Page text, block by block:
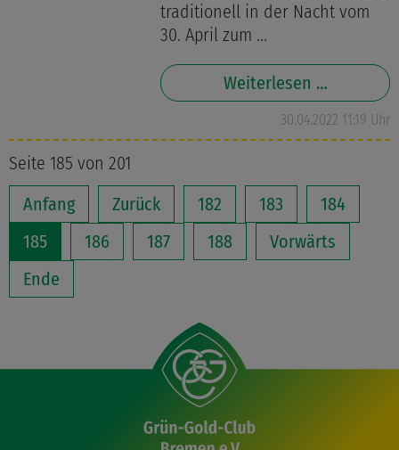
traditionell in der Nacht vom
30. April zum ...
Weiterlesen …
30.04.2022 11:19 Uhr
Seite 185 von 201
Anfang
Zurück 182 183
184
185
186 187 188
Vorwärts
Ende